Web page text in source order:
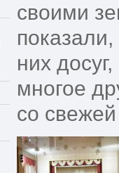
своими
них
многое
со